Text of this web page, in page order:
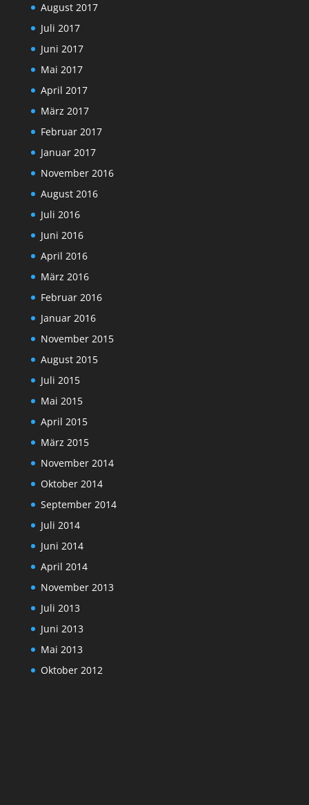
August 2017
Juli 2017
Juni 2017
Mai 2017
April 2017
März 2017
Februar 2017
Januar 2017
November 2016
August 2016
Juli 2016
Juni 2016
April 2016
März 2016
Februar 2016
Januar 2016
November 2015
August 2015
Juli 2015
Mai 2015
April 2015
März 2015
November 2014
Oktober 2014
September 2014
Juli 2014
Juni 2014
April 2014
November 2013
Juli 2013
Juni 2013
Mai 2013
Oktober 2012